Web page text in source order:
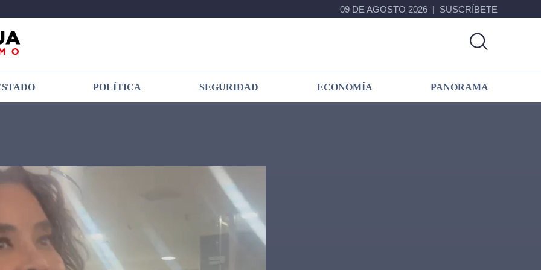
09 DE AGOSTO 2026 SUSCRÍBETE
POLÍTICA SEGURIDAD ECONOMÍA PANORAMA